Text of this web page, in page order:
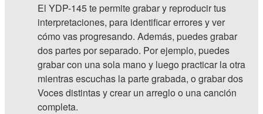
El YDP-145 te permite grabar y reproducir tus
interpretaciones, para identificar errores y ver
cómo vas progresando. Además, puedes grabar
dos partes por separado. Por ejemplo, puedes
grabar con una sola mano y luego practicar la otra
mientras escuchas la parte grabada, o grabar dos
Voces distintas y crear un arreglo o una canción
completa.